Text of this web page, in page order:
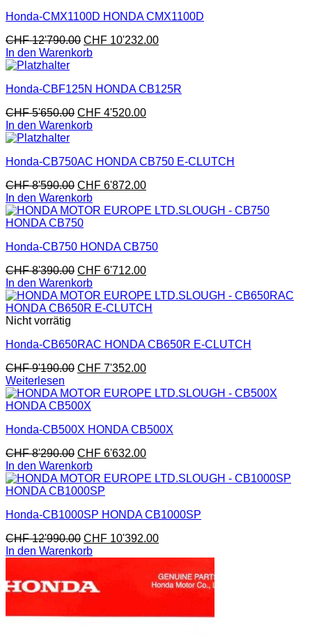
Honda-CMX1100D HONDA CMX1100D
CHF12'790.00 CHF 10'232.00
In den Warenkorb
Honda-CBF125N HONDA CB125R
CHF5'650.00 CHF 4'520.00
In den Warenkorb
Honda-CB750AC HONDA CB750 E-CLUTCH
CHF8'590.00 CHF 6'872.00
In den Warenkorb
Honda-CB750 HONDA CB750
CHF8'390.00 CHF 6'712.00
In den Warenkorb
Nicht vorrätig
Honda-CB650RAC HONDA CB650R E-CLUTCH
CHF9'190.00 CHF 7'352.00
Weiterlesen
Honda-CB500X HONDA CB500X
CHF8'290.00 CHF 6'632.00
In den Warenkorb
Honda-CB1000SP HONDA CB1000SP
CHF12'990.00 CHF 10'392.00
In den Warenkorb